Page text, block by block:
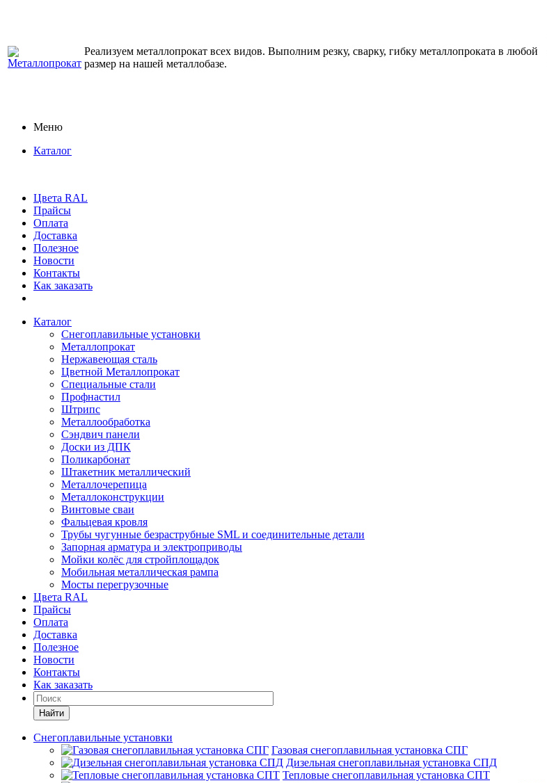
Реализуем металлопрокат всех видов. Выполним резку, сварку, гибку металлопроката в любой
размер на нашей металлобазе.
Меню
Каталог
Цвета RAL
Прайсы
Оплата
Доставка
Полезное
Новости
Контакты
Как заказать
Каталог
Снегоплавильные установки
Металлопрокат
Нержавеющая сталь
Цветной Металлопрокат
Специальные стали
Профнастил
Штрипс
Металлообработка
Сэндвич панели
Доски из ДПК
Поликарбонат
Штакетник металлический
Металлочерепица
Металлоконструкции
Винтовые сваи
Фальцевая кровля
Трубы чугунные безраструбные SML и соединительные детали
Запорная арматура и электроприводы
Мойки колёс для стройплощадок
Мобильная металлическая рампа
Мосты перегрузочные
Цвета RAL
Прайсы
Оплата
Доставка
Полезное
Новости
Контакты
Как заказать
Найти
Снегоплавильные установки
Газовая снегоплавильная установка СПГ
Дизельная снегоплавильная установка СПД
Тепловые снегоплавильная установка СПТ